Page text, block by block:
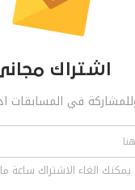
ادخل بريدك الالكتروني
اشتراك
في المسابقات
يمكنك الغاء الاشتراك ساعة